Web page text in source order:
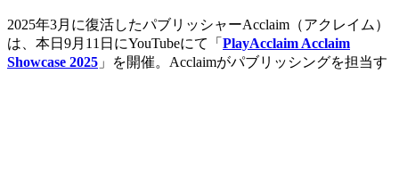
2025年3月に復活したパブリッシャーAcclaim（アクレイム）
は、本日9月11日にYouTubeにて「 PlayAcclaim Acclaim
Showcase 2025 」を開催。Acclaimがパブリッシングを担当す